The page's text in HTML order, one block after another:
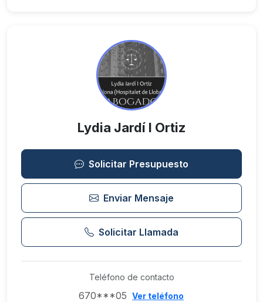
Lydia Jardí I Ortiz
Solicitar Presupuesto
Enviar Mensaje
Solicitar Llamada
Teléfono de contacto
670***05 Ver teléfono